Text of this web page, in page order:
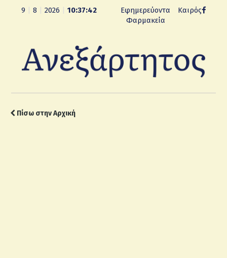
9 8 2026 10:37:43
Εφημερεύοντα
Φαρμακεία
Καιρός
Πίσω στην Αρχική